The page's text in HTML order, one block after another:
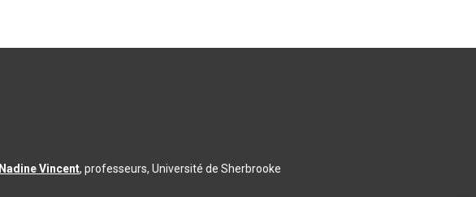
Nadine Vincent, professeurs, Université de Sherbrooke